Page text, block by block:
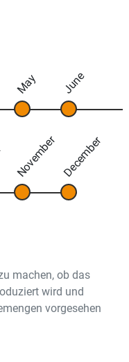
May June
November December
machen, ob das
wird und
vorgesehen